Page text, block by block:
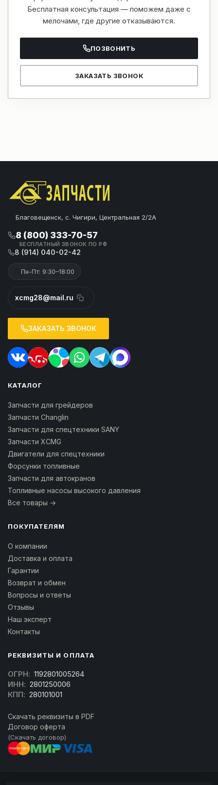
Бесплатная консультация — поможем даже с
мелочами, где другие отказываются.
ПОЗВОНИТЬ
ЗАКАЗАТЬ ЗВОНОК
Благовещенск, с. Чигири, Центральная 2/2А
8 (800) 333-70-57
БЕСПЛАТНЫЙ ЗВОНОК ПО РФ
8 (914) 040-02-42
Пн-Пт: 9:30–18:00
xcmg28@mail.ru
ЗАКАЗАТЬ ЗВОНОК
КАТАЛОГ
Запчасти для грейдеров
Запчасти Changlin
Запчасти для спецтехники SANY
Запчасти XCMG
Двигатели для спецтехники
Форсунки топливные
Запчасти для автокранов
Топливные насосы высокого давления
Все товары →
ПОКУПАТЕЛЯМ
О компании
Доставка и оплата
Гарантии
Возврат и обмен
Вопросы и ответы
Отзывы
Наш эксперт
Контакты
РЕКВИЗИТЫ И ОПЛАТА
ОГРН: 1192801005264
ИНН: 2801250006
КПП: 280101001
Скачать реквизиты в PDF
Договор оферта
(Скачать договор)